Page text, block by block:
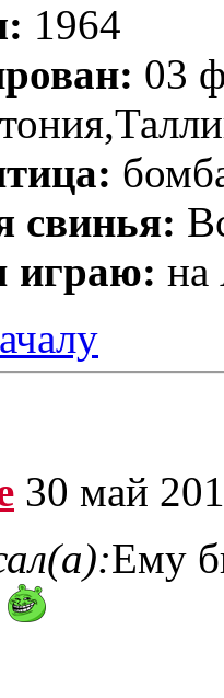
1964
03
свинья:
играю: на
30 май
Ему